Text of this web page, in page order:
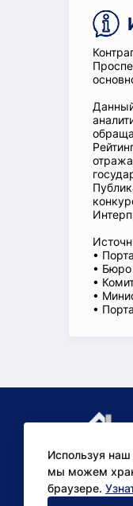
•
• Бюро
•
•
•
Используя наш
мы можем
браузере.